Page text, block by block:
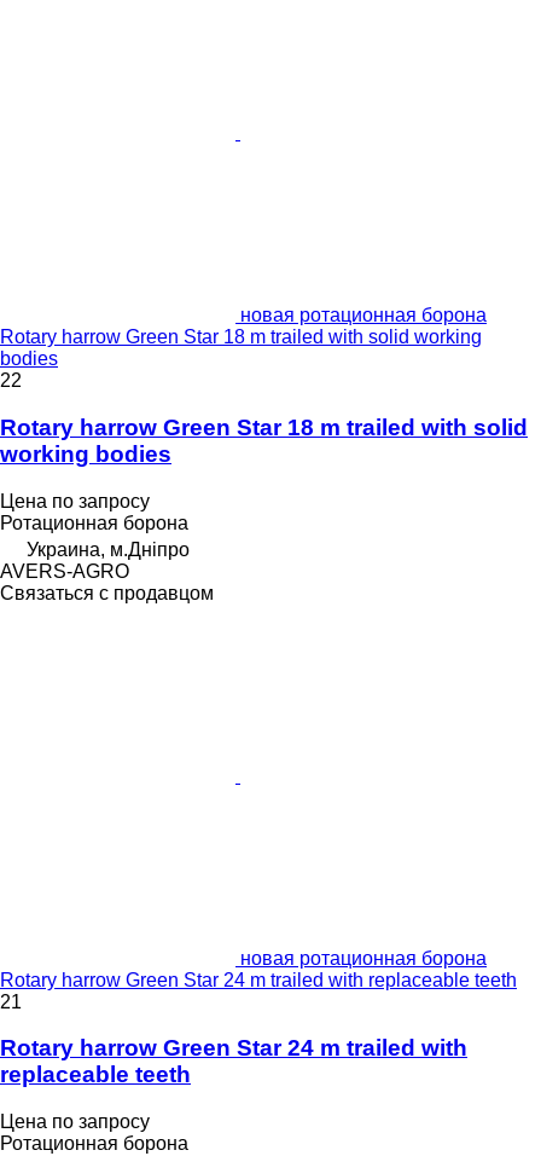
новая ротационная борона
Rotary harrow Green Star 18 m trailed with solid working
bodies
22
Rotary harrow Green Star 18 m trailed with solid
working bodies
Цена по запросу
Ротационная борона
Украина, м.Дніпро
AVERS-AGRO
Связаться с продавцом
новая ротационная борона
Rotary harrow Green Star 24 m trailed with replaceable teeth
21
Rotary harrow Green Star 24 m trailed with
replaceable teeth
Цена по запросу
Ротационная борона